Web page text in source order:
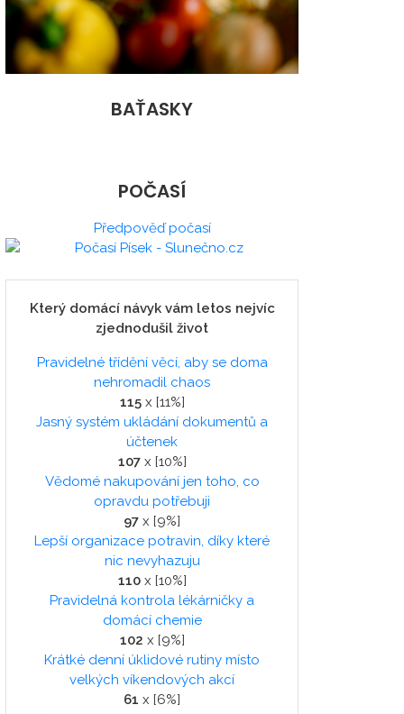
BAŤASKY
POČASÍ
Předpověď počasí
Který domácí návyk vám letos nejvíc
zjednodušil život
Pravidelné třídění věcí, aby se doma
nehromadil chaos
115x [11%]
Jasný systém ukládání dokumentů a
účtenek
107x [10%]
Vědomé nakupování jen toho, co
opravdu potřebuji
97 x [9%]
Lepší organizace potravin, díky které
nic nevyhazuju
110x [10%]
Pravidelná kontrola lékárničky a
domácí chemie
102 x [9%]
Krátké denní úklidové rutiny místo
velkých víkendových akcí
61 x [6%]